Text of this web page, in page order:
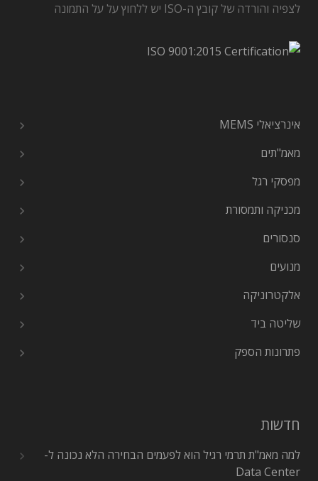
לצפיה והורדה של קובץ ה-ISO יש ללחוץ על על התמונה
אינרציאלי MEMS
מאמ"תים
מפסקי רגל
מכניקה ותמסורת
סנסורים
מנועים
אלקטרוניקה
שליטה ביד
פתרונות הספק
חדשות
למה מאמ"ת תרמי רגיל הוא לפעמים הבחירה הלא נכונה ל-
Data Center